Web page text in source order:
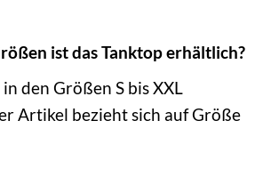
ist das Tanktop erhältlich?
den Größen S bis XXL
Artikel bezieht sich auf Größe